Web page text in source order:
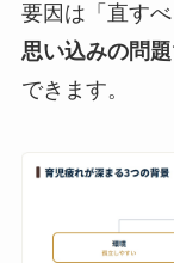
要因は「直す
思い込みの問題
できます。